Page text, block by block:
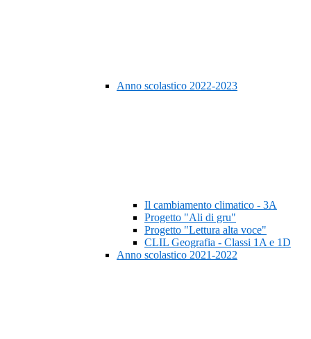
Anno scolastico 2022-2023
Il cambiamento climatico - 3A
Progetto "Ali di gru"
Progetto "Lettura alta voce"
CLIL Geografia - Classi 1A e 1D
Anno scolastico 2021-2022